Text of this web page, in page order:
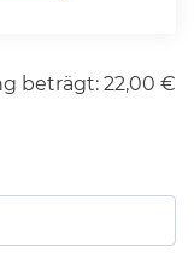
beträgt: 22,00 €